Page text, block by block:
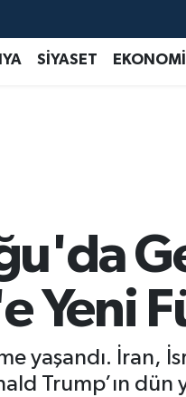
SİYASET EKONOMİ
yaşandı. İran,
Trump’ın